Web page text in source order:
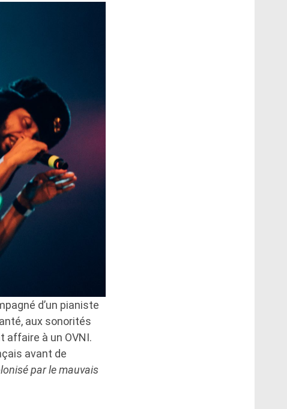
d’un pianiste
aux sonorités
affaire à un OVNI.
avant de
par le mauvais